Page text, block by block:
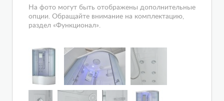
На фото могут быть отображены дополнительные
опции. Обращайте внимание на комплектацию,
раздел «Функционал».